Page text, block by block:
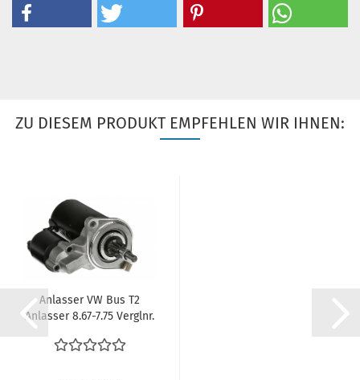
ZU DIESEM PRODUKT EMPFEHLEN WIR IHNEN:
Anlasser VW Bus T2
Anlasser 8.67-7.75 Verglnr.